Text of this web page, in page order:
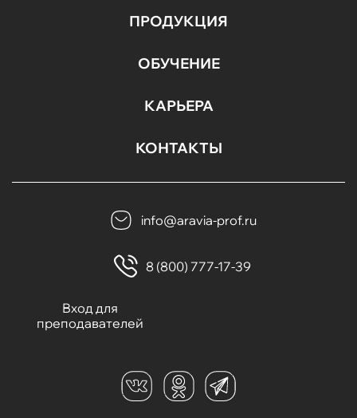
ПРОДУКЦИЯ
ОБУЧЕНИЕ
КАРЬЕРА
КОНТАКТЫ
info@aravia-prof.ru
8 (800) 777-17-39
Вход для
преподавателей